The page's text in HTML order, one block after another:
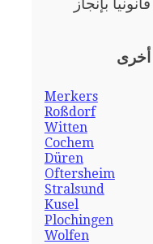
أخرى
Merkers
Roßdorf
Witten
Cochem
Düren
Oftersheim
Stralsund
Kusel
Plochingen
Wolfen